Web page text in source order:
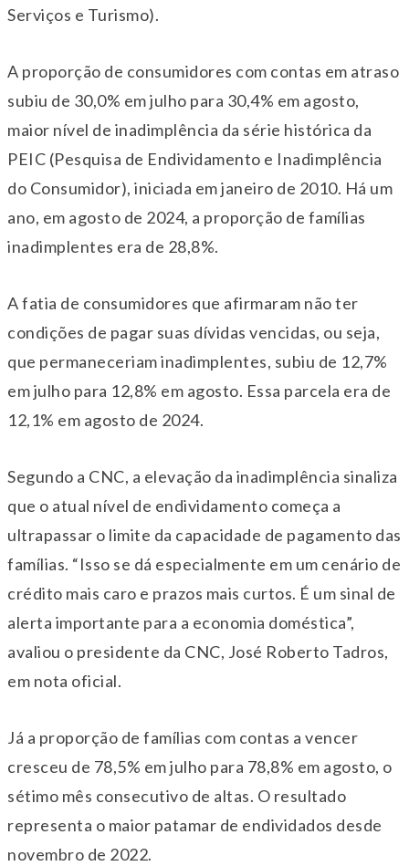
Serviços e Turismo).
A proporção de consumidores com contas em atraso
subiu de 30,0% em julho para 30,4% em agosto,
maior nível de inadimplência da série histórica da
PEIC (Pesquisa de Endividamento e Inadimplência
do Consumidor), iniciada em janeiro de 2010. Há um
ano, em agosto de 2024, a proporção de famílias
inadimplentes era de 28,8%.
A fatia de consumidores que afirmaram não ter
condições de pagar suas dívidas vencidas, ou seja,
que permaneceriam inadimplentes, subiu de 12,7%
em julho para 12,8% em agosto. Essa parcela era de
12,1% em agosto de 2024.
Segundo a CNC, a elevação da inadimplência sinaliza
que o atual nível de endividamento começa a
ultrapassar o limite da capacidade de pagamento das
famílias. “Isso se dá especialmente em um cenário de
crédito mais caro e prazos mais curtos. É um sinal de
alerta importante para a economia doméstica”,
avaliou o presidente da CNC, José Roberto Tadros,
em nota oficial.
Já a proporção de famílias com contas a vencer
cresceu de 78,5% em julho para 78,8% em agosto, o
sétimo mês consecutivo de altas. O resultado
representa o maior patamar de endividados desde
novembro de 2022.